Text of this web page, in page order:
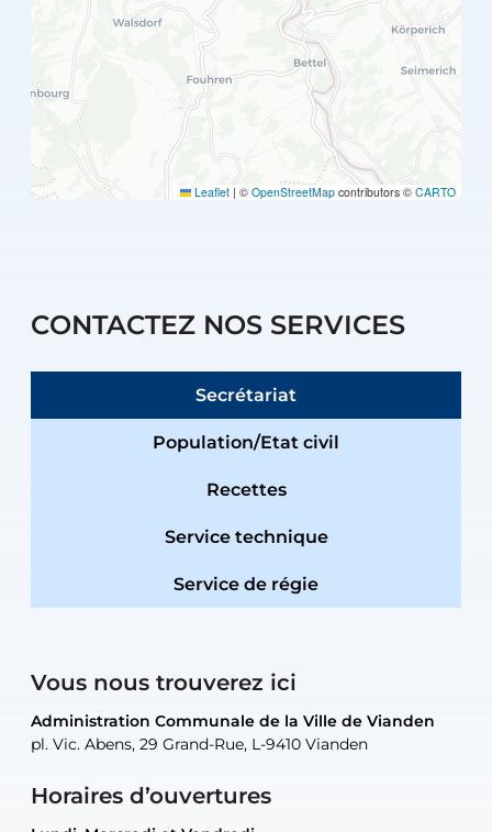
Leaflet | © OpenStreetMap contributors © CARTO
CONTACTEZ NOS SERVICES
Secrétariat
Population/Etat civil
Recettes
Service technique
Service de régie
Vous nous trouverez ici
Administration Communale de la Ville de Vianden
pl. Vic. Abens, 29 Grand-Rue, L-9410 Vianden
Horaires d’ouvertures
Administration Communale de la Ville de Vianden
pl. Vic. Abens, 29 Grand-Rue, L-9410 Vianden
Administration Communale de la Ville de Vianden
pl. Vic. Abens, 29 Grand-Rue, L-9410 Vianden
Administration Communale de la Ville de Vianden
pl. Vic. Abens, 29 Grand-Rue, L-9410 Vianden
Atelier Communal de la Ville de Vianden
30, rue Neugarten, L-9422 Vianden